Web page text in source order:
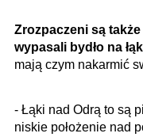
Zrozpaczeni są
wypasali bydło na
mają czym nakarmić
- Łąki nad Odrą to są
niskie położenie nad